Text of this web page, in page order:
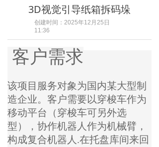
3D视觉引导纸箱拆码垛
创建时间： 2025年12月25日
11:36
客户需求
该项目服务对象为国内某大型制
造企业。客户需要以穿梭车作为
移动平台（穿梭车可另外选
型），协作机器人作为机械臂，
构成复合机器人.在托盘库间来回